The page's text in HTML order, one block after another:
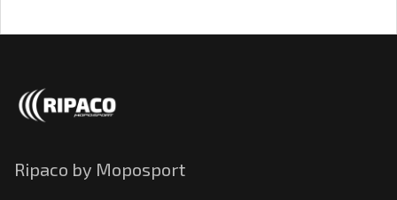
Ripaco by Moposport